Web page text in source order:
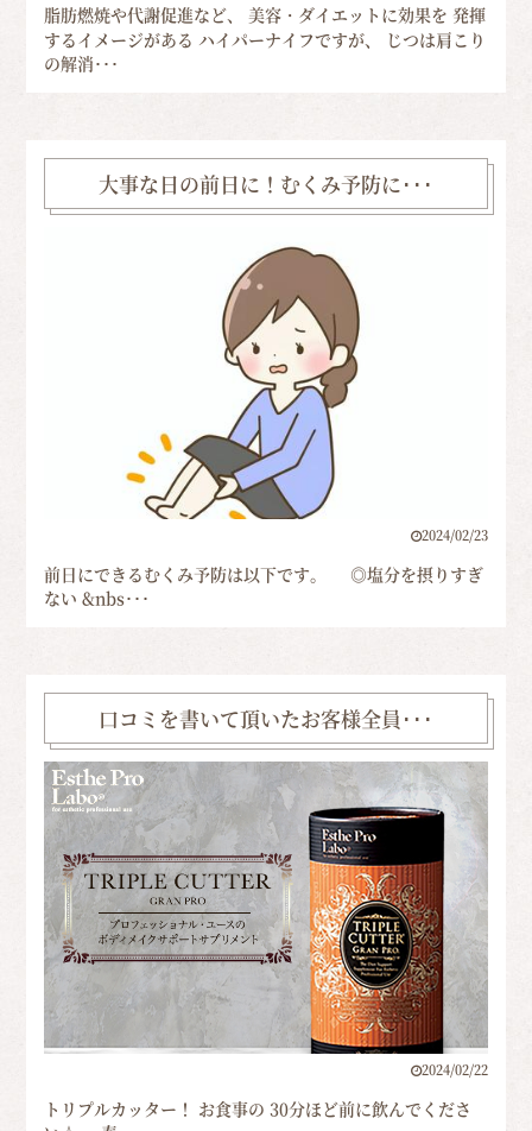
脂肪燃焼や代謝促進など、 美容・ダイエットに効果を 発揮
するイメージがある ハイパーナイフですが、 じつは肩こり
の解消･･･
大事な日の前日に！むくみ予防に･･･
2024/02/23
前日にできるむくみ予防は以下です。 ◎塩分を摂りすぎ
ない &nbs･･･
口コミを書いて頂いたお客様全員･･･
2024/02/22
トリプルカッター！ お食事の 30分ほど前に飲んでくださ